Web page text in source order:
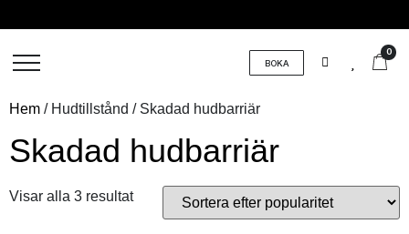
BOKA
0
Hem / Hudtillstånd / Skadad hudbarriär
Skadad hudbarriär
Visar alla 3 resultat